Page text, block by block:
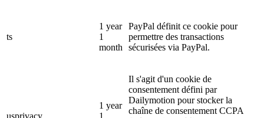
ts
1 year
1
month
PayPal définit ce cookie pour
permettre des transactions
sécurisées via PayPal.
usprivacy
1 year
1
Il s'agit d'un cookie de
consentement défini par
Dailymotion pour stocker la
chaîne de consentement CCPA